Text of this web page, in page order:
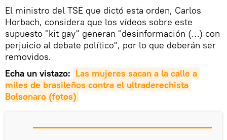
El ministro del TSE que dictó esta orden, Carlos
Horbach, considera que los vídeos sobre este
supuesto "kit gay" generan "desinformación (…) con
perjuicio al debate político", por lo que deberán ser
removidos.
Echa un vistazo: Las mujeres sacan a la calle a
miles de brasileños contra el ultraderechista
Bolsonaro (fotos)